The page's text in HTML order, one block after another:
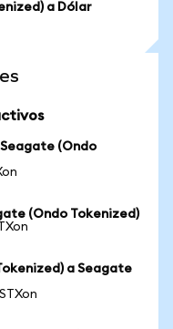
a Dólar
(Ondo
(Ondo Tokenized)
a Seagate